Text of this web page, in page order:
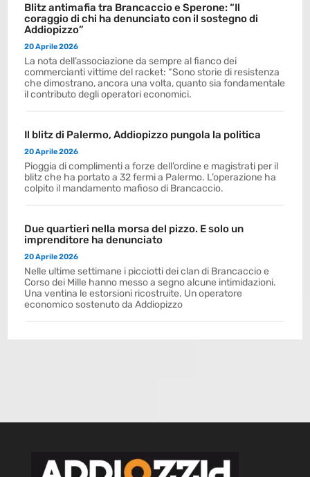
Blitz antimafia tra Brancaccio e Sperone: “Il
coraggio di chi ha denunciato con il sostegno di
Addiopizzo”
20 Aprile 2026
La nota dell’associazione da sempre al fianco dei
commercianti vittime del racket: “Sono storie di resistenza
che dimostrano, ancora una volta, quanto sia fondamentale
il contributo degli operatori economici.
Il blitz di Palermo, Addiopizzo pungola la politica
20 Aprile 2026
Pioggia di complimenti a forze dell’ordine e magistrati per il
blitz che ha portato a 32 fermi a Palermo. L’operazione ha
colpito il mandamento mafioso di Brancaccio.
Due quartieri nella morsa del pizzo. E solo un
imprenditore ha denunciato
20 Aprile 2026
Nelle ultime settimane i picciotti dei clan di Brancaccio e
Corso dei Mille hanno messo a segno alcune intimidazioni.
Una ventina le estorsioni ricostruite. Un operatore
economico sostenuto da Addiopizzo